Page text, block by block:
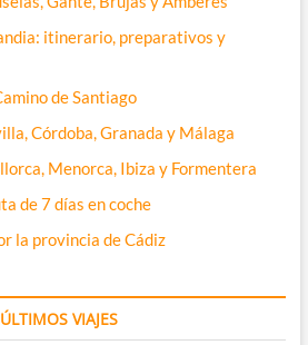
ÚLTIMOS VIAJES